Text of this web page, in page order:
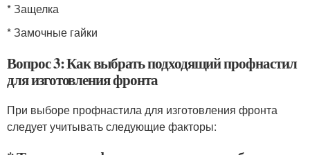
* Защелка
* Замочные гайки
Вопрос 3: Как выбрать подходящий профнастил
для изготовления фронта
При выборе профнастила для изготовления фронта
следует учитывать следующие факторы: